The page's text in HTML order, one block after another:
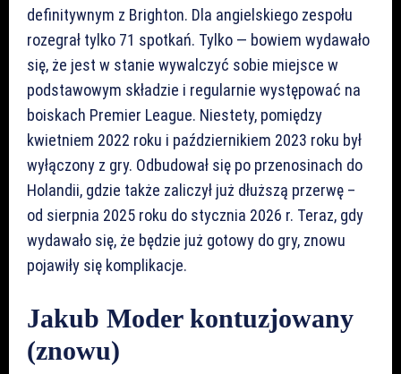
definitywnym z Brighton. Dla angielskiego zespołu
rozegrał tylko 71 spotkań. Tylko — bowiem wydawało
się, że jest w stanie wywalczyć sobie miejsce w
podstawowym składzie i regularnie występować na
boiskach Premier League. Niestety, pomiędzy
kwietniem 2022 roku i październikiem 2023 roku był
wyłączony z gry. Odbudował się po przenosinach do
Holandii, gdzie także zaliczył już dłuższą przerwę –
od sierpnia 2025 roku do stycznia 2026 r. Teraz, gdy
wydawało się, że będzie już gotowy do gry, znowu
pojawiły się komplikacje.
Jakub Moder kontuzjowany
(znowu)